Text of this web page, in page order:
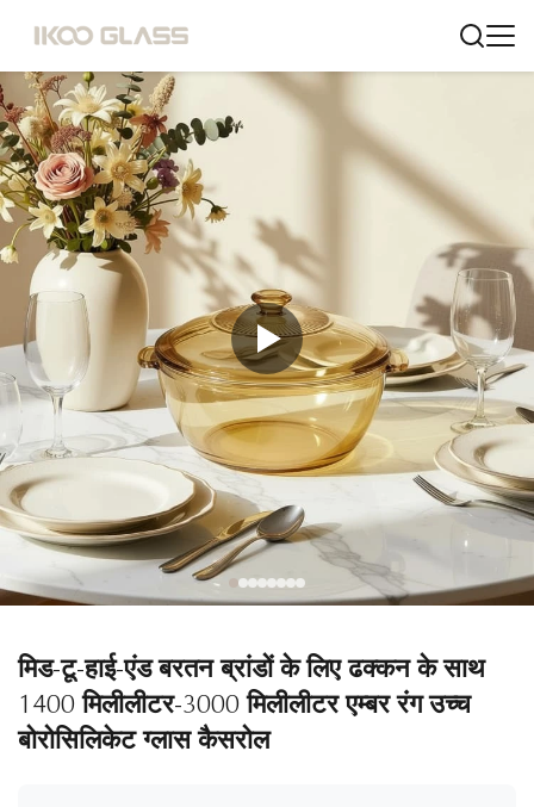
मिड-टू-हाई-एंड बरतन ब्रांडों के लिए ढक्कन के साथ
1400 मिलीलीटर-3000 मिलीलीटर एम्बर रंग उच्च
बोरोसिलिकेट ग्लास कैसरोल